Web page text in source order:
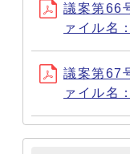
議案第66
ァイル名
議案第67
ァイル名